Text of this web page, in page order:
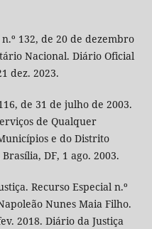
132, de 20 de dezembro
Nacional. Diário Oficial
dez. 2023.
de 31 de julho de 2003.
de Qualquer
e do Distrito
DF, 1 ago. 2003.
Recurso Especial n.º
Nunes Maia Filho.
2018. Diário da Justiça